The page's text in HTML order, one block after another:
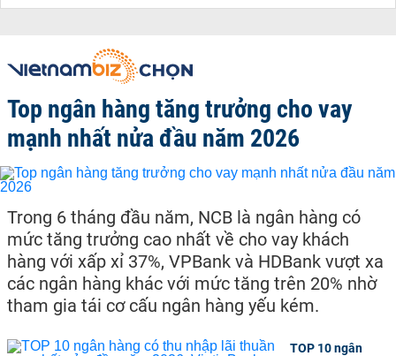
Top ngân hàng tăng trưởng cho vay
mạnh nhất nửa đầu năm 2026
Trong 6 tháng đầu năm, NCB là ngân hàng có
mức tăng trưởng cao nhất về cho vay khách
hàng với xấp xỉ 37%, VPBank và HDBank vượt xa
các ngân hàng khác với mức tăng trên 20% nhờ
tham gia tái cơ cấu ngân hàng yếu kém.
TOP 10 ngân